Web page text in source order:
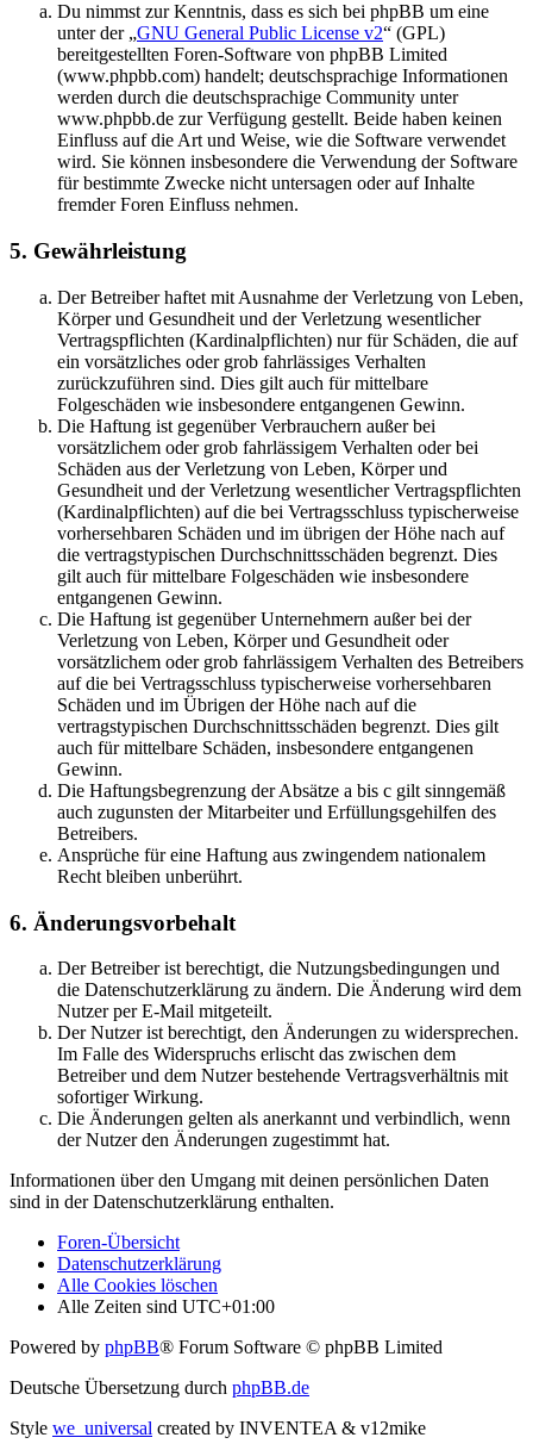
Du nimmst zur Kenntnis, dass es sich bei phpBB um eine
unter der „GNU General Public License v2“ (GPL)
bereitgestellten Foren-Software von phpBB Limited
(www.phpbb.com) handelt; deutschsprachige Informationen
werden durch die deutschsprachige Community unter
www.phpbb.de zur Verfügung gestellt. Beide haben keinen
Einfluss auf die Art und Weise, wie die Software verwendet
wird. Sie können insbesondere die Verwendung der Software
für bestimmte Zwecke nicht untersagen oder auf Inhalte
fremder Foren Einfluss nehmen.
5. Gewährleistung
Der Betreiber haftet mit Ausnahme der Verletzung von Leben,
Körper und Gesundheit und der Verletzung wesentlicher
Vertragspflichten (Kardinalpflichten) nur für Schäden, die auf
ein vorsätzliches oder grob fahrlässiges Verhalten
zurückzuführen sind. Dies gilt auch für mittelbare
Folgeschäden wie insbesondere entgangenen Gewinn.
Die Haftung ist gegenüber Verbrauchern außer bei
vorsätzlichem oder grob fahrlässigem Verhalten oder bei
Schäden aus der Verletzung von Leben, Körper und
Gesundheit und der Verletzung wesentlicher Vertragspflichten
(Kardinalpflichten) auf die bei Vertragsschluss typischerweise
vorhersehbaren Schäden und im übrigen der Höhe nach auf
die vertragstypischen Durchschnittsschäden begrenzt. Dies
gilt auch für mittelbare Folgeschäden wie insbesondere
entgangenen Gewinn.
Die Haftung ist gegenüber Unternehmern außer bei der
Verletzung von Leben, Körper und Gesundheit oder
vorsätzlichem oder grob fahrlässigem Verhalten des Betreibers
auf die bei Vertragsschluss typischerweise vorhersehbaren
Schäden und im Übrigen der Höhe nach auf die
vertragstypischen Durchschnittsschäden begrenzt. Dies gilt
auch für mittelbare Schäden, insbesondere entgangenen
Gewinn.
Die Haftungsbegrenzung der Absätze a bis c gilt sinngemäß
auch zugunsten der Mitarbeiter und Erfüllungsgehilfen des
Betreibers.
Ansprüche für eine Haftung aus zwingendem nationalem
Recht bleiben unberührt.
6. Änderungsvorbehalt
Der Betreiber ist berechtigt, die Nutzungsbedingungen und
die Datenschutzerklärung zu ändern. Die Änderung wird dem
Nutzer per E-Mail mitgeteilt.
Der Nutzer ist berechtigt, den Änderungen zu widersprechen.
Im Falle des Widerspruchs erlischt das zwischen dem
Betreiber und dem Nutzer bestehende Vertragsverhältnis mit
sofortiger Wirkung.
Die Änderungen gelten als anerkannt und verbindlich, wenn
der Nutzer den Änderungen zugestimmt hat.
Informationen über den Umgang mit deinen persönlichen Daten
sind in der Datenschutzerklärung enthalten.
Foren-Übersicht
Datenschutzerklärung
Alle Cookies löschen
Alle Zeiten sind UTC+01:00
Powered by phpBB® Forum Software © phpBB Limited
Deutsche Übersetzung durch phpBB.de
Style we_universal created by INVENTEA & v12mike